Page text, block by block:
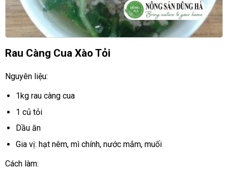
Rau Càng Cua Xào Tỏi
Nguyên liệu:
1kg rau càng cua
1 củ tỏi
Dầu ăn
Gia vị: hạt nêm, mì chính, nước mắm, muối
Cách làm: